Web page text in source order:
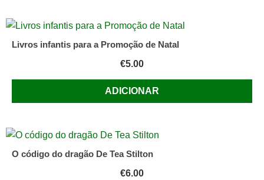
Livros infantis para a Promoção de Natal
€5.00
ADICIONAR
O código do dragão De Tea Stilton
€6.00